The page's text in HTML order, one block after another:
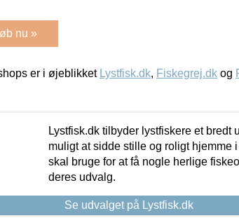
nu »
er i øjeblikket Lystfisk.dk, Fiskegrej.dk og
Lystfisk.dk tilbyder lystfiskere et
muligt at sidde stille og roligt hjemme
skal bruge for at få nogle herlige
deres udvalg.
Se udvalget på Lystfisk.dk